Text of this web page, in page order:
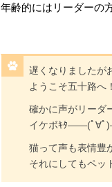
年齢的にはリーダーの
遅くなりましたが
ようこそ五十路へ
確かに声がリーダ
イケボｷﾀ――(ﾟ∀ﾟ
猫って声も表情豊
それにしてもペッ